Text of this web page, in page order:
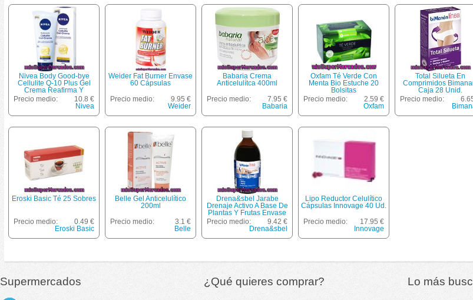
Nivea Body Good-bye
Cellulite Q-10 Plus Gel
Crema Reafirma Y
Reduce La Aparición De
Celulitis Tubo 200 Ml Sin
Tipo De Piel
Precio medio:
10.8 €
Nivea
Weider Fat Burner Envase
60 Cápsulas
Precio medio:
9.95 €
Weider
Babaria Crema
Anticelulítca 400ml
Precio medio:
7.95 €
Babaria
Oxfam Té Verde Con
Menta Bio Estuche 20
Bolsitas
Precio medio:
2.59 €
Oxfam
Total Silueta En
Comprimidos
Caja 28 Unid.
Precio medio:
Eroski Basic Té 25 Sobres
Precio medio:
0.49 €
Eroski Basic
Belle Gel Anticelulítico
200ml
Precio medio:
3.1 €
Belle
Drena&sbel Jarabe
Drenaje Activo A Base De
Plantas Y Frutas Envase
300 Ml
Precio medio:
9.42 €
Drena&sbel
Lipo Reductor Celulítico
Cápsulas Innovage 40 Ud.
Precio medio:
17.95 €
Innovage
Supermercados ¿Qué quieres comprar? Lo más